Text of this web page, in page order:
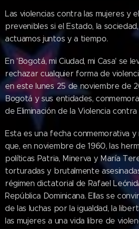
Las violencias contra las mujeres y
prevenibles si el Estado, la
actuamos juntos y a tiempo.
En 'Bogotá, mi Ciudad, mi Casa' se
rechazar cualquier forma de
en este lunes 25 de noviembre de
Bogotá y sus entidades,
de Eliminación de la Violencia contra
Esta es una fecha conmemorativa
que, en noviembre de 1960, las
políticas Patria, Minerva y María
torturadas y brutalmente
régimen dictatorial de Rafael
República Dominicana. Ellas se
de las luchas por la igualdad, la
las mujeres a una vida libre de